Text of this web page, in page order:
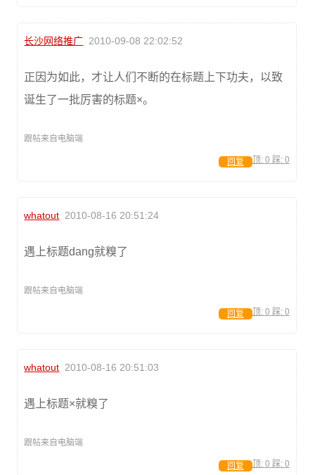
长沙网络推广 2010-09-08 22:02:52
正因为如此，才让人们不断的在标题上下功夫，以致
诞生了一批厉害的标题×。
跟帖来自电脑端
顶: 0 踩: 0
回复
whatout 2010-08-16 20:51:24
遇上标题dang就糗了
跟帖来自电脑端
顶: 0 踩: 0
回复
whatout 2010-08-16 20:51:03
遇上标题×就糗了
跟帖来自电脑端
顶: 0 踩: 0
回复